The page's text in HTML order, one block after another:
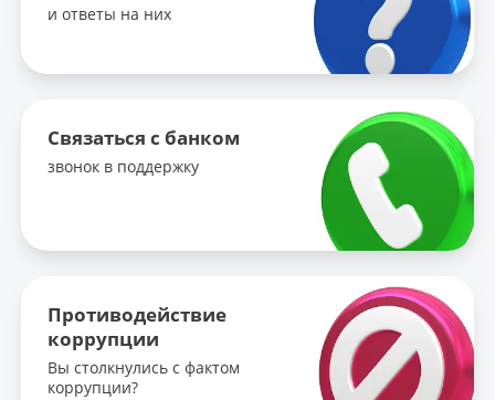
и ответы на них
Связаться с банком
звонок в поддержку
Противодействие
коррупции
Вы столкнулись с фактом
коррупции?